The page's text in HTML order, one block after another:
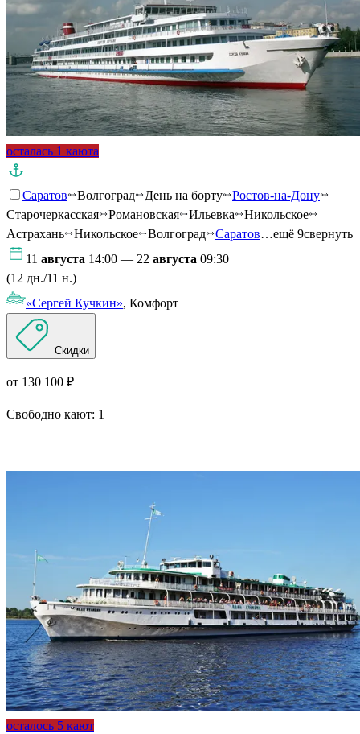
осталась 1 каюта
Саратов Волгоград День на борту
Ростов-на-Дону
Старочеркасская
Романовская Ильевка
Никольское
Астрахань
Никольское Волгоград Саратов…ещё 9свернуть
11 августа 14:00 — 22 августа 09:30
(12 дн./11 н.)
«Сергей Кучкин», Комфорт
Скидки
от 130 100 ₽
Свободно кают: 1
осталось 5 кают